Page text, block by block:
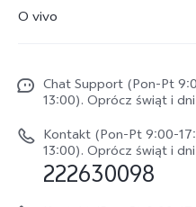
X300 FE
V70
V70 FE
vivo Buds Air3
Funtouch OS
Weryfikacja IMEI
Instrukcja obsługi
Aktualizacja oprogramowania
O vivo
Życie w vivo
Netykieta vivo
Informacje prawne
O nas
Chat Support (Pon-Pt
13:00). Oprócz świąt i
Kontakt (Pon-Pt 9:00-
13:00). Oprócz świąt i
222630098